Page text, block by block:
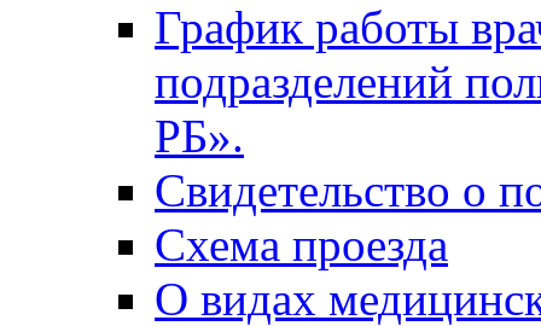
График работы
подразделений
РБ».
Свидетельство о
Схема проезда
О видах